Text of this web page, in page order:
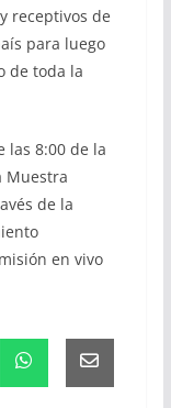
receptivos de
para luego
de toda la
las 8:00 de la
Muestra
de la
en vivo